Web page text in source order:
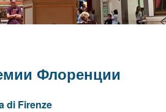
Флоренции
di Firenze